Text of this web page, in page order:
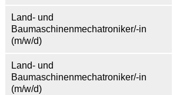
Land- und
Baumaschinenmechatroniker/-in
(m/w/d)
Land- und
Baumaschinenmechatroniker/-in
(m/w/d)